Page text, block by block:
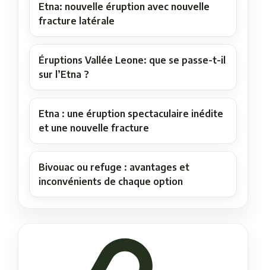
Etna: nouvelle éruption avec nouvelle
fracture latérale
Éruptions Vallée Leone: que se passe-t-il
sur l’Etna ?
Etna : une éruption spectaculaire inédite
et une nouvelle fracture
Bivouac ou refuge : avantages et
inconvénients de chaque option